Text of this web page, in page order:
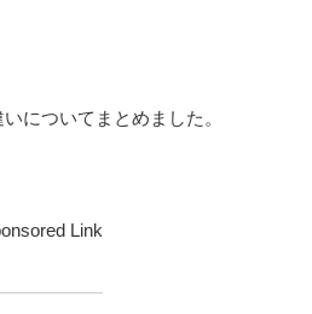
についてまとめました。
Link